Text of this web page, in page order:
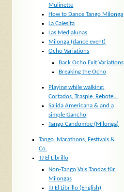
Mulinette
How to Dance Tango Milonga
La Calesita
Las Medialunas
Milonga (dance event)
Ocho Variations
Back Ocho Exit Variations
Breaking the Ocho
Playing while walking:
Cortados, Traspie, Rebote…
Salida Americana & and a
simple Gancho
Tango Candombe (Milonga)
Tango: Marathons, Festivals &
Co.
TJ El Librillo
Non-Tango Vals Tandas für
Milongas
TJ El Librillo (English)